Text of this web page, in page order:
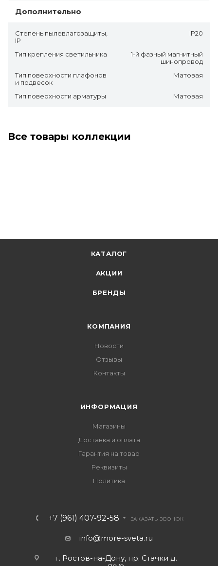
Дополнительно
Степень пылевлагозащиты,
IP
IP20
Тип крепления светильника
1-й фазный магнитный
шинопровод
Тип поверхности плафонов
и подвесок
Матовая
Тип поверхности арматуры Матовая
Все товары коллекции
КАТАЛОГ
АКЦИИ
БРЕНДЫ
КОМПАНИЯ
Новости
Отзывы
Контакты
ИНФОРМАЦИЯ
Магазины
Доставка и оплата
Гарантия на товар
Реквизиты
Политика
+7 (961) 407-92-58 ЗАКАЗАТЬ ЗВОНОК
info@more-sveta.ru
г. Ростов-на-Дону, пр. Стачки д.